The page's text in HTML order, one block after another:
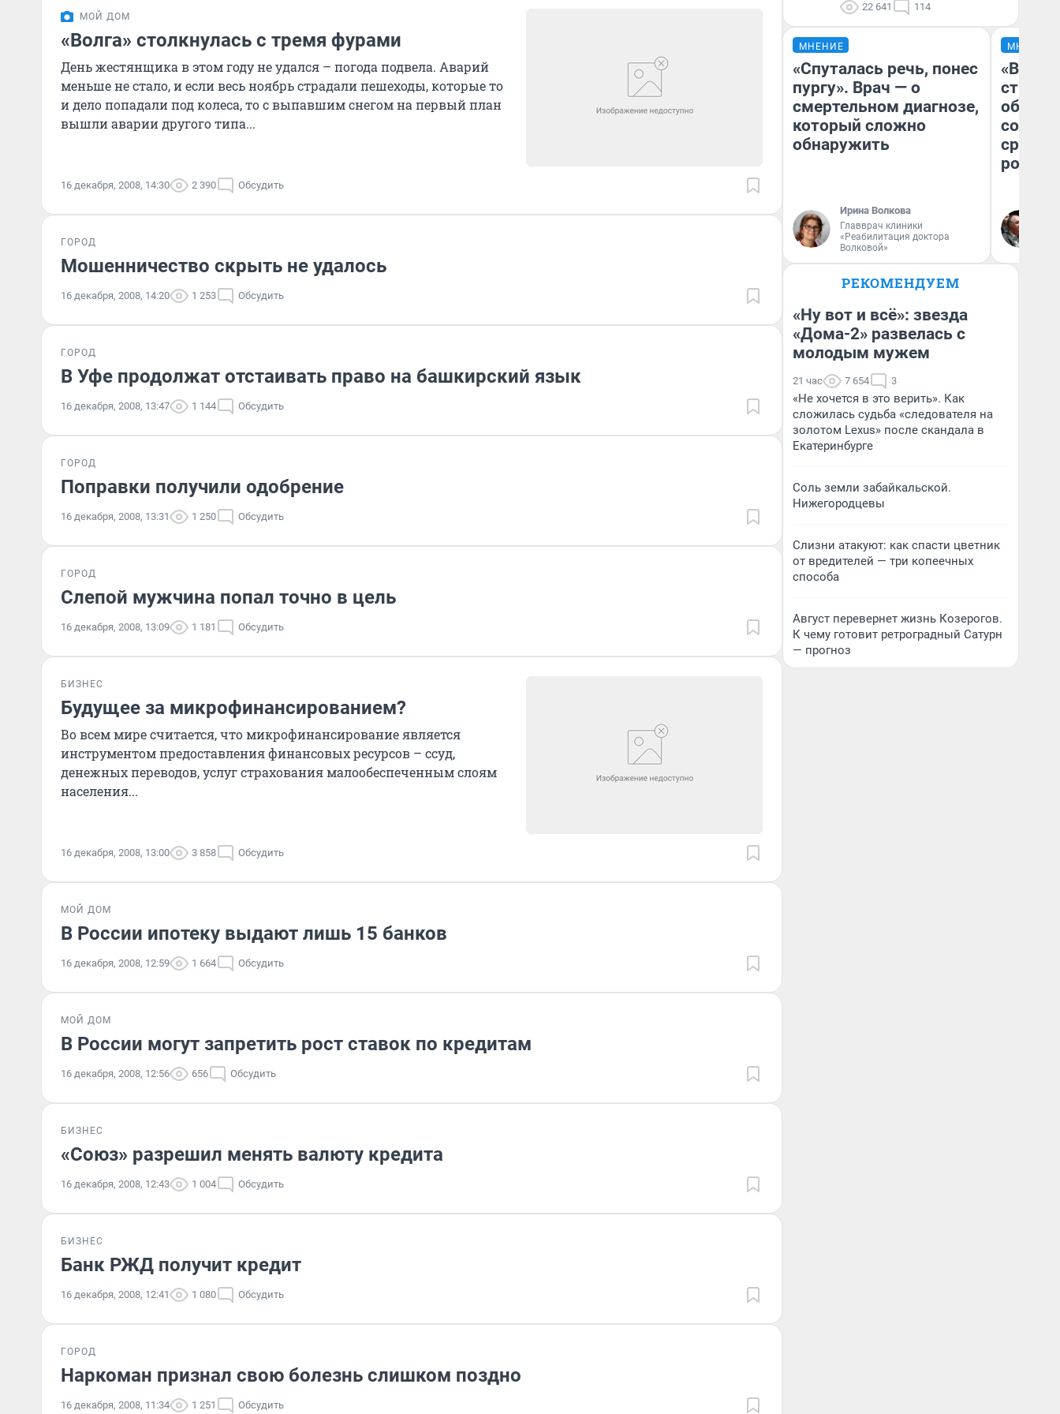
МОЙ ДОМ
«Волга» столкнулась с тремя фурами
День жестянщика в этом году не удался – погода подвела. Аварий
меньше не стало, и если весь ноябрь страдали пешеходы, которые то
и дело попадали под колеса, то с выпавшим снегом на первый план
вышли аварии другого типа...
16 декабря, 2008, 14:30 2 390 Обсудить
ГОРОД
Мошенничество скрыть не удалось
16 декабря, 2008, 14:20 1 253 Обсудить
ГОРОД
В Уфе продолжат отстаивать право на башкирский язык
16 декабря, 2008, 13:47 1 144 Обсудить
ГОРОД
Поправки получили одобрение
16 декабря, 2008, 13:31 1 250 Обсудить
ГОРОД
Слепой мужчина попал точно в цель
16 декабря, 2008, 13:09 1 181 Обсудить
БИЗНЕС
Будущее за микрофинансированием?
Во всем мире считается, что микрофинансирование является
инструментом предоставления финансовых ресурсов – ссуд,
денежных переводов, услуг страхования малообеспеченным слоям
населения...
16 декабря, 2008, 13:00 3 858 Обсудить
МОЙ ДОМ
В России ипотеку выдают лишь 15 банков
16 декабря, 2008, 12:59 1 664 Обсудить
МОЙ ДОМ
В России могут запретить рост ставок по кредитам
16 декабря, 2008, 12:56 656 Обсудить
БИЗНЕС
«Союз» разрешил менять валюту кредита
16 декабря, 2008, 12:43 1 004 Обсудить
БИЗНЕС
Банк РЖД получит кредит
16 декабря, 2008, 12:41 1 080 Обсудить
ГОРОД
Наркоман признал свою болезнь слишком поздно
16 декабря, 2008, 11:34 1 251 Обсудить
22 641 114
МНЕНИЕ
«Спуталась речь, понес
пургу». Врач — о
смертельном диагнозе,
который сложно
обнаружить
Ирина Волкова
Главврач клиники
«Реабилитация доктора
Волковой»
МНЕНИЕ
«В
РЕКОМЕНДУЕМ
«Ну вот и всё»: звезда
«Дома-2» развелась с
молодым мужем
21 час 7 654 3
«Не хочется в это верить». Как
сложилась судьба «следователя на
золотом Lexus» после скандала в
Екатеринбурге
Соль земли забайкальской.
Нижегородцевы
Слизни атакуют: как спасти цветник
от вредителей — три копеечных
способа
Август перевернет жизнь Козерогов.
К чему готовит ретроградный Сатурн
— прогноз